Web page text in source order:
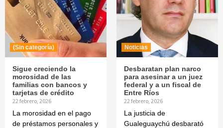
(Sin categoría)
Sigue creciendo la
morosidad de las
familias con bancos y
tarjetas de crédito
22 febrero, 2026
La morosidad en el pago
de préstamos personales y
Noticias
Desbaratan plan narco
para asesinar a un juez
federal y a un fiscal de
Entre Ríos
22 febrero, 2026
La justicia de
Gualeguaychú desbarató